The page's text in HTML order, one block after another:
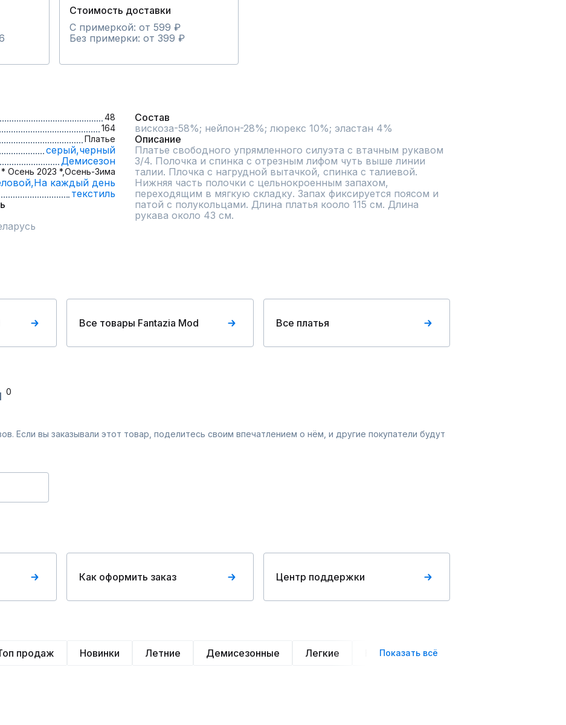
Стоимость доставки
С примеркой: от 599 ₽
Без примерки: от 399 ₽
48
164
Платье
серый,черный
Демисезон
* Осень 2023 *,Осень-Зима
На каждый день
текстиль
Состав
вискоза-58%; нейлон-28%; люрекс 10%; эластан 4%
Описание
Платье свободного упрямленного силуэта с втачным рукавом
3/4. Полочка и спинка с отрезным лифом чуть выше линии
талии. Плочка с нагрудной вытачкой, спинка с талиевой.
Нижняя часть полочки с цельнокроенным запахом,
переходящим в мягкую складку. Запах фиксируется поясом и
патой с полукольцами. Длина платья кооло 115 см. Длина
рукава около 43 см.
Все товары Fantazia Mod Все платья
0
Если вы заказывали этот товар, поделитесь своим впечатлением о нём, и другие покупатели будут
Как оформить заказ Центр поддержки
продаж Новинки Летние Демисезонные Легкие Нарядные
Показать всё